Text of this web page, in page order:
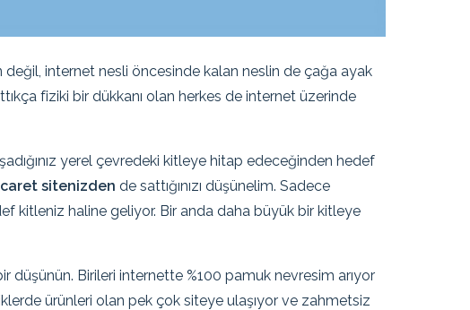
değil, internet nesli öncesinde kalan neslin de çağa ayak
fiziki bir dükkanı olan herkes de internet üzerinde
yerel çevredeki kitleye hitap edeceğinden hedef
sitenizden de sattığınızı düşünelim. Sadece
kitleniz haline geliyor. Bir anda daha büyük bir kitleye
düşünün. Birileri internette %100 pamuk nevresim arıyor
ürünleri olan pek çok siteye ulaşıyor ve zahmetsiz